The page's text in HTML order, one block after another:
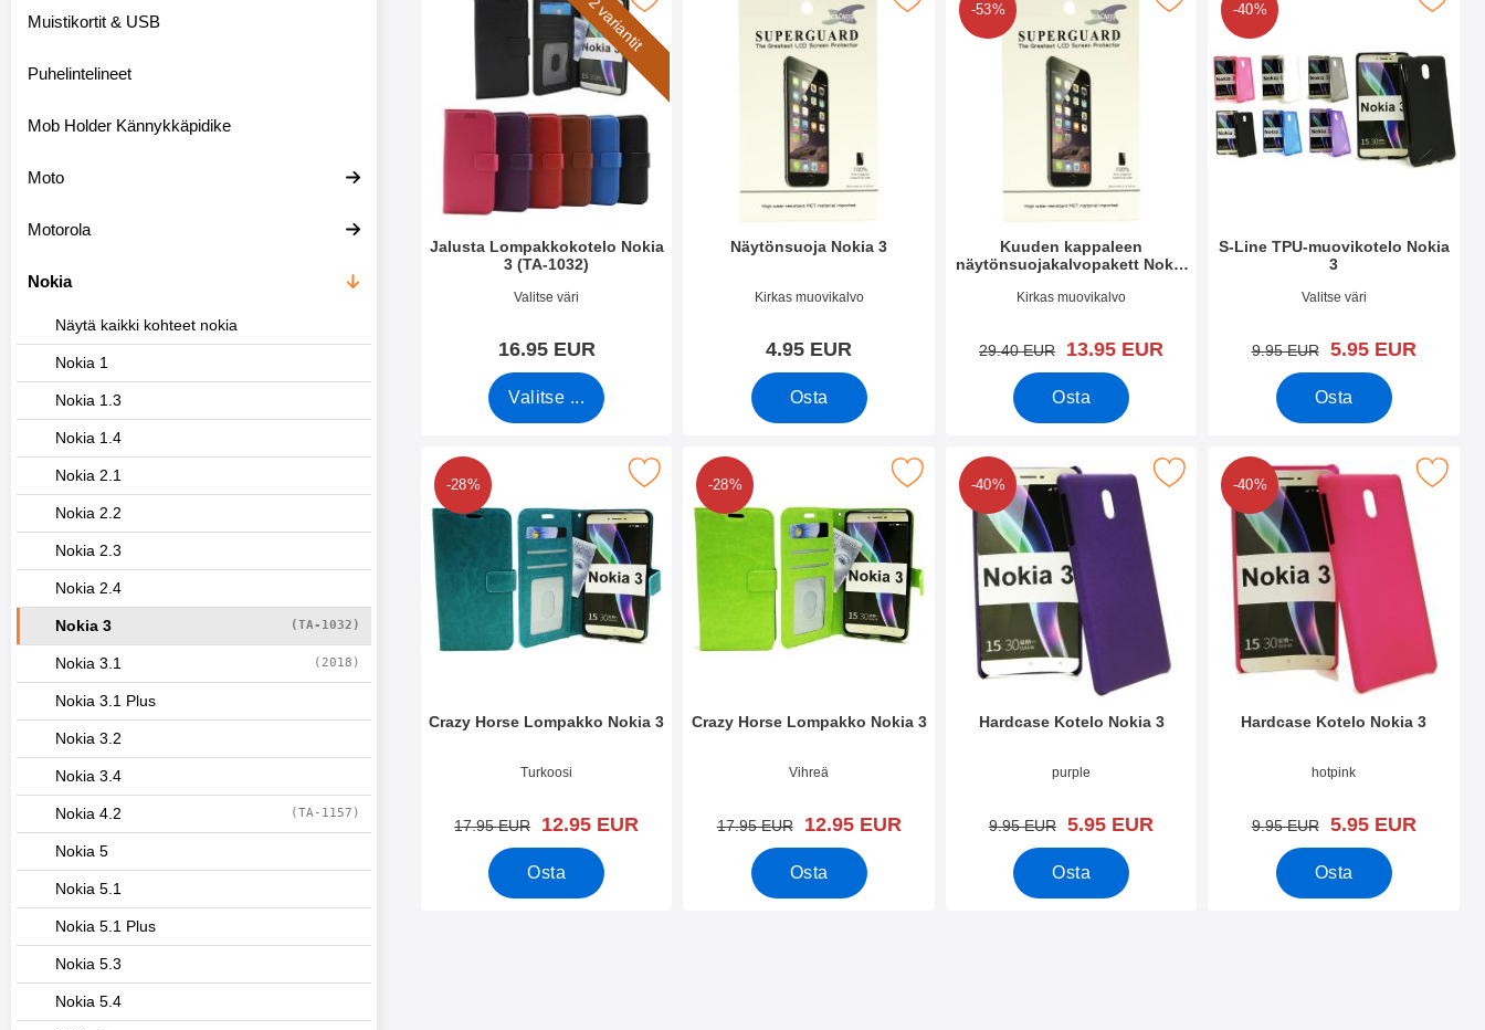
Muistikortit & USB
Puhelintelineet
Mob Holder Kännykkäpidike
Moto
Motorola
Nokia
Näytä kaikki kohteet nokia
Nokia 1
Nokia 1.3
Nokia 1.4
Nokia 2.1
Nokia 2.2
Nokia 2.3
Nokia 2.4
Nokia 3 (TA-1032)
Nokia 3.1 (2018)
Nokia 3.1 Plus
Nokia 3.2
Nokia 3.4
Nokia 4.2 (TA-1157)
Nokia 5
Nokia 5.1
Nokia 5.1 Plus
Nokia 5.3
Nokia 5.4
2 variantit
Jalusta Lompakkokotelo Nokia
3 (TA-1032)
Tuote.nro 31590
Valitse väri
16.95 EUR
Valitse ...
Näytönsuoja Nokia 3
Tuote.nro 23720
Kirkas muovikalvo
4.95 EUR
Osta
-53%
Kuuden kappaleen
näytönsuojakalvopakett Nokia
Tuote.nro 23719
Kirkas muovikalvo
vanha hinta
29.40 EUR uusi hinta
13.95 EUR
Osta
-40%
S-Line TPU-muovikotelo Nokia
3
Tuote.nro 23722
Valitse väri
vanha hinta
9.95 EUR uusi hinta
5.95 EUR
Osta
-28%
Crazy Horse Lompakko Nokia 3
Tuote.nro 23871
Turkoosi
vanha hinta
17.95 EUR uusi hinta
12.95 EUR
Osta
Merkitse crazy Horse Lompakko Nokia 3 suosikiksi
-28%
Crazy Horse Lompakko Nokia 3
Tuote.nro 23873
Vihreä
vanha hinta
17.95 EUR uusi hinta
12.95 EUR
Osta
Merkitse crazy Horse Lompakko Nokia 3 suosikiksi
-40%
Hardcase Kotelo Nokia 3
Tuote.nro 23863
purple
vanha hinta
9.95 EUR uusi hinta
5.95 EUR
Osta
Merkitse hardcase Kotelo Nokia 3 suosikiksi
-40%
Hardcase Kotelo Nokia 3
Tuote.nro 23860
hotpink
vanha hinta
9.95 EUR uusi hinta
5.95 EUR
Osta
Merkitse hardcase Kotelo